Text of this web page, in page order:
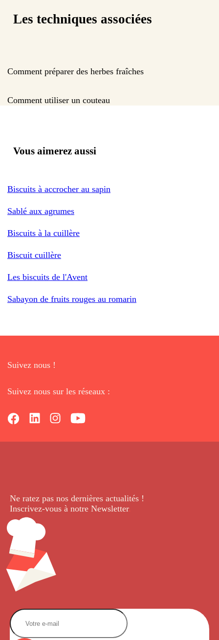
Les techniques associées
Comment préparer des herbes fraîches
Comment utiliser un couteau
Vous aimerez aussi
Biscuits à accrocher au sapin
Sablé aux agrumes
Biscuits à la cuillère
Biscuit cuillère
Les biscuits de l'Avent
Sabayon de fruits rouges au romarin
Suivez nous !
Suivez nous sur les réseaux :
Ne ratez pas nos dernières actualités !
Inscrivez-vous à notre Newsletter.